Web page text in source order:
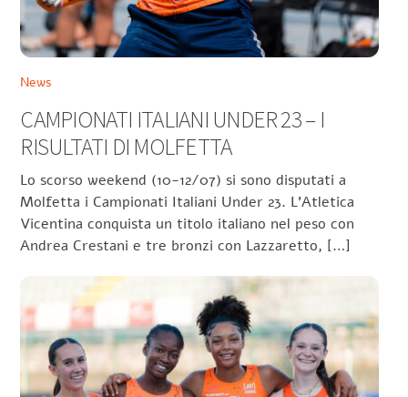
News
CAMPIONATI ITALIANI UNDER 23 – I
RISULTATI DI MOLFETTA
Lo scorso weekend (10-12/07) si sono disputati a
Molfetta i Campionati Italiani Under 23. L’Atletica
Vicentina conquista un titolo italiano nel peso con
Andrea Crestani e tre bronzi con Lazzaretto, […]